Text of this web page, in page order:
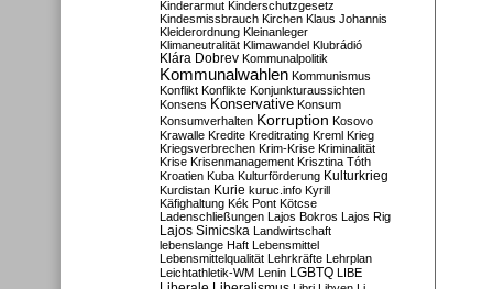
Kinderarmut Kinderschutzgesetz
Kindesmissbrauch Kirchen Klaus Johannis
Kleiderordnung Kleinanleger
Klimaneutralität Klimawandel Klubrádió
Klára Dobrev Kommunalpolitik
Kommunalwahlen Kommunismus
Konflikt Konflikte Konjunkturaussichten
Konsens Konservative Konsum
Konsumverhalten Korruption Kosovo
Krawalle Kredite Kreditrating Kreml Krieg
Kriegsverbrechen Krim-Krise Kriminalität
Krise Krisenmanagement Krisztina Tóth
Kroatien Kuba Kulturförderung Kulturkrieg
Kurdistan Kurie kuruc.info Kyrill
Käfighaltung Kék Pont Kötcse
Ladenschließungen Lajos Bokros Lajos Rig
Lajos Simicska Landwirtschaft
lebenslange Haft Lebensmittel
Lebensmittelqualität Lehrkräfte Lehrplan
Leichtathletik-WM Lenin LGBTQ LIBE